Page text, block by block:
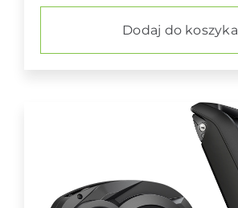
Dodaj do koszyka